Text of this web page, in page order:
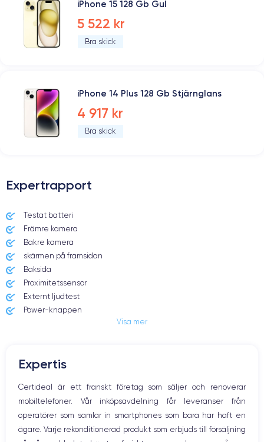
iPhone 15 128 Gb Gul
5 522 kr
Bra skick
iPhone 14 Plus 128 Gb Stjärnglans
4 917 kr
Bra skick
Expertrapport
Testat batteri
Främre kamera
Bakre kamera
skärmen på framsidan
Baksida
Proximitetssensor
Externt ljudtest
Power-knappen
Högtalare
Hem-knappen
Bluetooth
WiFi
Nätverk
Visa mer
Expertis
Certideal är ett franskt företag som säljer och renoverar
mobiltelefoner. Vår inköpsavdelning får leveranser från
operatörer som samlar in smartphones som bara har haft en
ägare. Varje rekonditionerad produkt som erbjuds till försäljning